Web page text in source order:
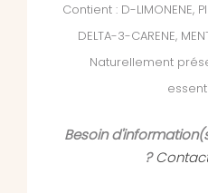
Contient : D-LIMONENE,
DELTA-3-CARENE,
Naturellement
Besoin
?